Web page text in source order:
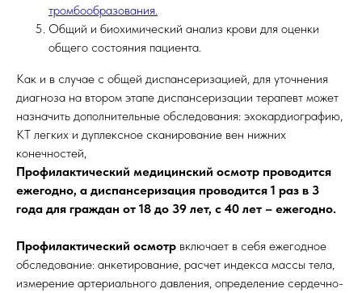
тромбообразования.
Общий и биохимический анализ крови для оценки
общего состояния пациента.
Как и в случае с общей диспансеризацией, для уточнения
диагноза на втором этапе диспансеризации терапевт может
назначить дополнительные обследования: эхокардиографию,
КТ легких и дуплексное сканирование вен нижних
конечностей,
Профилактический медицинский осмотр проводится
ежегодно, а диспансеризация проводится 1 раз в 3
года для граждан от 18 до 39 лет, с 40 лет – ежегодно.
Профилактический осмотр включает в себя ежегодное
обследование: анкетирование, расчет индекса массы тела,
измерение артериального давления, определение сердечно-